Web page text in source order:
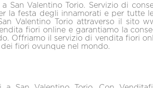
San Valentino Torio. Servizio di
la festa degli innamorati e per tutte
Valentino Torio attraverso il sito
fiori online e garantiamo la
Offriamo il servizio di vendita fiori
dei fiori ovunque nel mondo.